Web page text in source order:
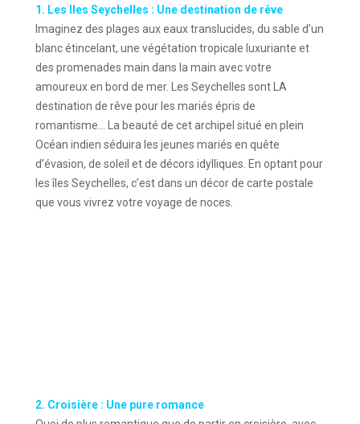
1. Les Iles Seychelles : Une destination de rêve
Imaginez des plages aux eaux translucides, du sable d’un
blanc étincelant, une végétation tropicale luxuriante et
des promenades main dans la main avec votre
amoureux en bord de mer. Les Seychelles sont LA
destination de rêve pour les mariés épris de
romantisme… La beauté de cet archipel situé en plein
Océan indien séduira les jeunes mariés en quête
d’évasion, de soleil et de décors idylliques. En optant pour
les îles Seychelles, c’est dans un décor de carte postale
que vous vivrez votre voyage de noces.
2. Croisière : Une pure romance